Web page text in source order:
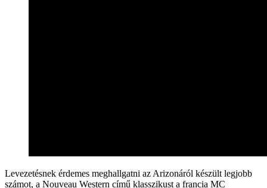
Levezetésnek érdemes meghallgatni az Arizonáról készült legjobb
számot, a Nouveau Western című klasszikust a francia MC